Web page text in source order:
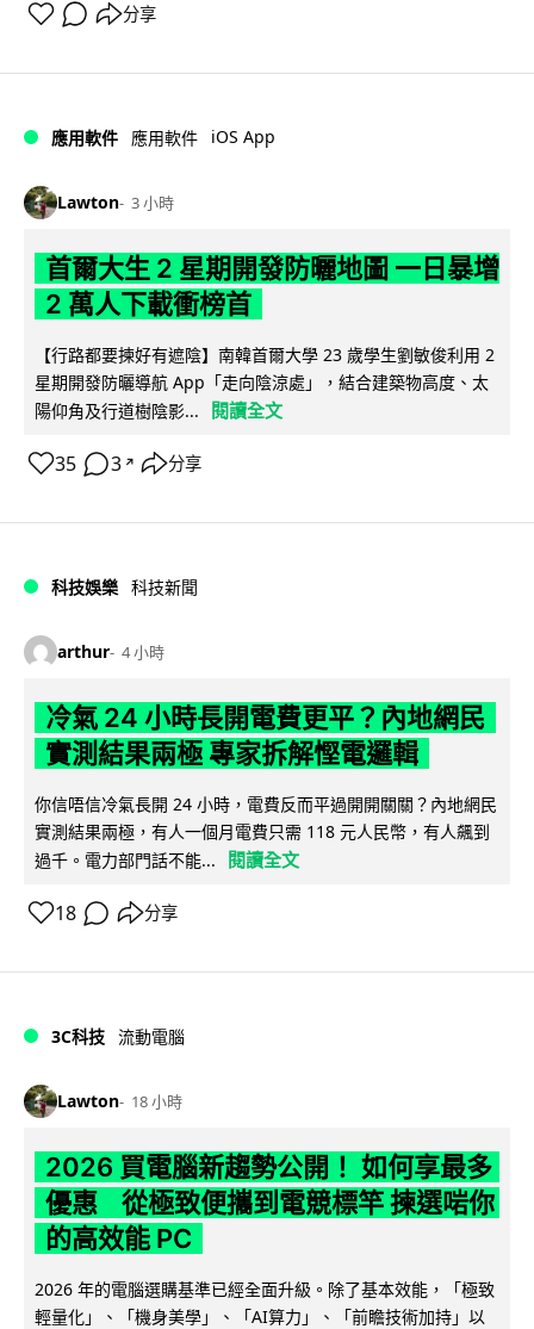
分享
應用軟件 應用軟件 iOS App
Lawton 3 小時
首爾大生 2 星期開發防曬地圖 一日暴增
2 萬人下載衝榜首
【行路都要揀好有遮陰】南韓首爾大學 23 歲學生劉敏俊利用 2
星期開發防曬導航 App「走向陰涼處」，結合建築物高度、太
陽仰角及行道樹陰影...
閱讀全文
35 3 ↗ 分享
科技娛樂 科技新聞
arthur 4 小時
冷氣 24 小時長開電費更平？內地網民
實測結果兩極 專家拆解慳電邏輯
你信唔信冷氣長開 24 小時，電費反而平過開開關關？內地網民
實測結果兩極，有人一個月電費只需 118 元人民幣，有人飆到
過千。電力部門話不能...
閱讀全文
18 分享
3C科技 流動電腦
Lawton 18 小時
2026 買電腦新趨勢公開！ 如何享最多
優惠 從極致便攜到電競標竿 揀選啱你
的高效能 PC
2026 年的電腦選購基準已經全面升級。除了基本效能，「極致
輕量化」、「機身美學」、「AI算力」、「前瞻技術加持」以